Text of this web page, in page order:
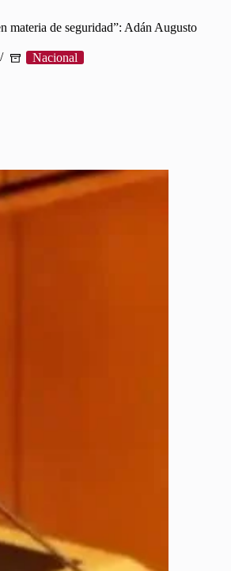
materia de seguridad”: Adán Augusto
Nacional